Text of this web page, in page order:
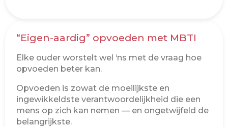
“Eigen-aardig” opvoeden met MBTI
Elke ouder worstelt wel ‘ns met de vraag hoe
opvoeden beter kan.
Opvoeden is zowat de moeilijkste en
ingewikkeldste verantwoordelijkheid die een
mens op zich kan nemen — en ongetwijfeld de
belangrijkste.